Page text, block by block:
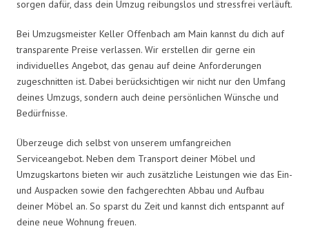
sorgen dafür, dass dein Umzug reibungslos und stressfrei verläuft.
Bei Umzugsmeister Keller Offenbach am Main kannst du dich auf
transparente Preise verlassen. Wir erstellen dir gerne ein
individuelles Angebot, das genau auf deine Anforderungen
zugeschnitten ist. Dabei berücksichtigen wir nicht nur den Umfang
deines Umzugs, sondern auch deine persönlichen Wünsche und
Bedürfnisse.
Überzeuge dich selbst von unserem umfangreichen
Serviceangebot. Neben dem Transport deiner Möbel und
Umzugskartons bieten wir auch zusätzliche Leistungen wie das Ein-
und Auspacken sowie den fachgerechten Abbau und Aufbau
deiner Möbel an. So sparst du Zeit und kannst dich entspannt auf
deine neue Wohnung freuen.